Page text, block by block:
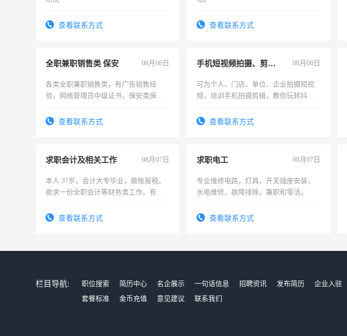
查看联系方式 查看联系方式
全职兼职销售类 保安 08月08日
各类全职兼职销售类，有广告销售经
验，网络管理员中级证书，保安类保安
有高低压电工证和十几年工作经验
查看联系方式
手机短视频拍摄、剪辑、抖音快手 08月08日
可为个人、门店、单位、企业拍摄短视
频，培训手机拍摄剪辑，教你玩转抖音
频，培训手机拍摄剪辑，教你玩转抖
查看联系方式
求职会计及相关工作 08月07日
本人 37岁，会计大专毕业，做账报税。
欲求一份全职会计等财务类工作。有会
查看联系方式
求职电工 08月07日
专业维修电路，灯具，开关插座安装，
水电维修，故障排除，兼职和零活。
查看联系方式
栏目导航: 职位搜索 简历中心 名企展示 一句话信息 招聘资讯 发布简历 企业入驻
套餐标准
金币充值 意见建议 联系我们